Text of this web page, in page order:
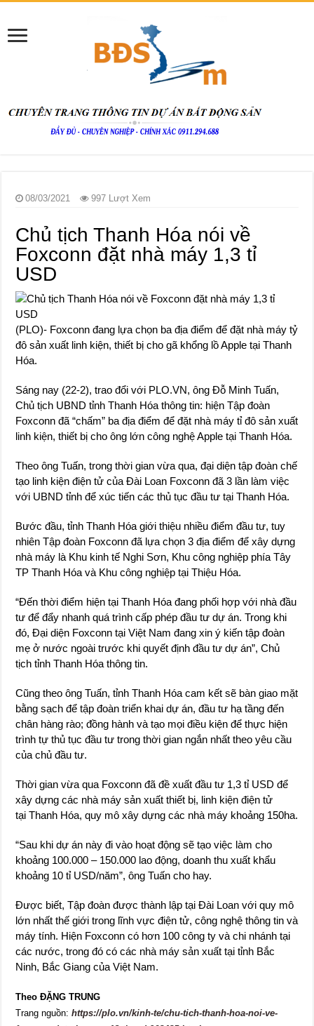
08/03/2021 997 Lượt Xem
Chủ tịch Thanh Hóa nói về
Foxconn đặt nhà máy 1,3 tỉ
USD
(PLO)- Foxconn đang lựa chọn ba địa điểm để đặt nhà máy tỷ
đô sản xuất linh kiện, thiết bị cho gã khổng lồ Apple tại Thanh
Hóa.
Sáng nay (22-2), trao đổi với PLO.VN, ông Đỗ Minh Tuấn,
Chủ tịch UBND tỉnh Thanh Hóa thông tin: hiện Tập đoàn
Foxconn đã “chấm” ba địa điểm để đặt nhà máy tỉ đô sản xuất
linh kiện, thiết bị cho ông lớn công nghệ Apple tại Thanh Hóa.
Theo ông Tuấn, trong thời gian vừa qua, đại diện tập đoàn chế
tạo linh kiện điện tử của Đài Loan Foxconn đã 3 lần làm việc
với UBND tỉnh để xúc tiến các thủ tục đầu tư tại Thanh Hóa.
Bước đầu, tỉnh Thanh Hóa giới thiệu nhiều điểm đầu tư, tuy
nhiên Tập đoàn Foxconn đã lựa chọn 3 địa điểm để xây dựng
nhà máy là Khu kinh tế Nghi Sơn, Khu công nghiệp phía Tây
TP Thanh Hóa và Khu công nghiệp tại Thiệu Hóa.
“Đến thời điểm hiện tại Thanh Hóa đang phối hợp với nhà đầu
tư để đẩy nhanh quá trình cấp phép đầu tư dự án. Trong khi
đó, Đại diện Foxconn tại Việt Nam đang xin ý kiến tập đoàn
mẹ ở nước ngoài trước khi quyết định đầu tư dự án”, Chủ
tịch tỉnh Thanh Hóa thông tin.
Cũng theo ông Tuấn, tỉnh Thanh Hóa cam kết sẽ bàn giao mặt
bằng sạch để tập đoàn triển khai dự án, đầu tư hạ tầng đến
chân hàng rào; đồng hành và tạo mọi điều kiện để thực hiện
trình tự thủ tục đầu tư trong thời gian ngắn nhất theo yêu cầu
của chủ đầu tư.
Thời gian vừa qua Foxconn đã đề xuất đầu tư 1,3 tỉ USD để
xây dựng các nhà máy sản xuất thiết bị, linh kiện điện tử
tại Thanh Hóa, quy mô xây dựng các nhà máy khoảng 150ha.
“Sau khi dự án này đi vào hoạt động sẽ tạo việc làm cho
khoảng 100.000 – 150.000 lao động, doanh thu xuất khẩu
khoảng 10 tỉ USD/năm”, ông Tuấn cho hay.
Được biết, Tập đoàn được thành lập tại Đài Loan với quy mô
lớn nhất thế giới trong lĩnh vực điện tử, công nghệ thông tin và
máy tính. Hiện Foxconn có hơn 100 công ty và chi nhánh tại
các nước, trong đó có các nhà máy sản xuất tại tỉnh Bắc
Ninh, Bắc Giang của Việt Nam.
Theo ĐẶNG TRUNG
Trang nguồn:https://plo.vn/kinh-te/chu-tich-thanh-hoa-noi-ve-